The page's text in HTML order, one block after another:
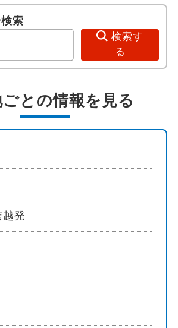
館
り
ート
ョン
索
検索す
る
との情報を見る
越発